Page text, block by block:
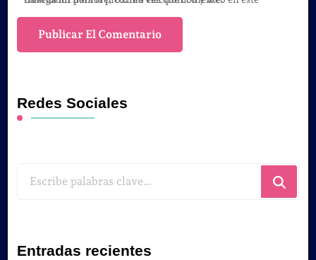
Redes Sociales
Entradas recientes